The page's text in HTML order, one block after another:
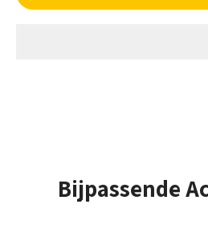
er af te slaan zonder zelf te
Bijpassende